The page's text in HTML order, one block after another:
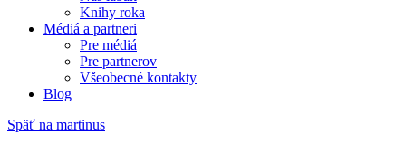
Knihy roka
Médiá a partneri
Pre médiá
Pre partnerov
Všeobecné kontakty
Blog
Späť na martinus